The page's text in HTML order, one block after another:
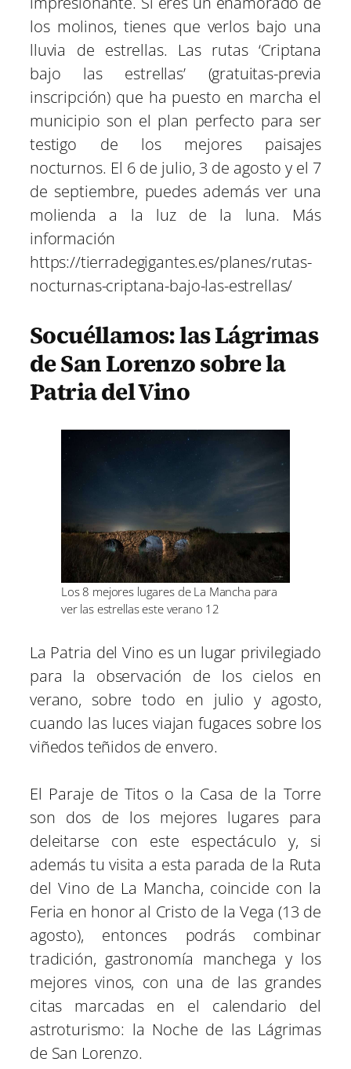
los molinos, tienes que verlos bajo una
lluvia de estrellas. Las rutas ‘Criptana
bajo las estrellas’ (gratuitas-previa
inscripción) que ha puesto en marcha el
municipio son el plan perfecto para ser
testigo de los mejores paisajes
nocturnos. El 6 de julio, 3 de agosto y el 7
de septiembre, puedes además ver una
molienda a la luz de la luna. Más
información
https://tierradegigantes.es/planes/rutas-
nocturnas-criptana-bajo-las-estrellas/
Socuéllamos: las Lágrimas
de San Lorenzo sobre la
Patria del Vino
Los 8 mejores lugares de La Mancha para
ver las estrellas este verano 12
La Patria del Vino es un lugar privilegiado
para la observación de los cielos en
verano, sobre todo en julio y agosto,
cuando las luces viajan fugaces sobre los
viñedos teñidos de envero.
El Paraje de Titos o la Casa de la Torre
son dos de los mejores lugares para
deleitarse con este espectáculo y, si
además tu visita a esta parada de la Ruta
del Vino de La Mancha, coincide con la
Feria en honor al Cristo de la Vega (13 de
agosto), entonces podrás combinar
tradición, gastronomía manchega y los
mejores vinos, con una de las grandes
citas marcadas en el calendario del
astroturismo: la Noche de las Lágrimas
de San Lorenzo.